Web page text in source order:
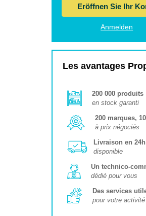
Eröffnen Sie Ihr
Anmelden
Les avantages
200 000 produits
en stock garanti
200 marques,
à prix négociés
Livraison en 24h
disponible
Un technico-
dédié pour vous
Des services
pour votre activité